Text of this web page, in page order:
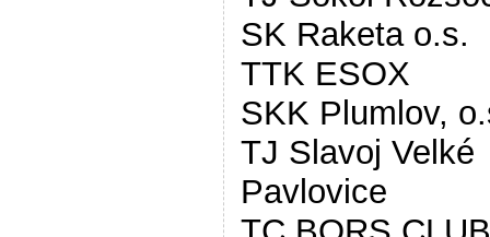
SK Raketa o.s.
TTK ESOX
SKK Plumlov,
TJ Slavoj Velké
Pavlovice